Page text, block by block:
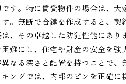
す。特に賃貸物件の場合は、
。無断で合鍵を作成すると、
、その卓越した防犯性能にあ
難にし、住宅や財産の安全を
異なる深さと配置を持つことで
ングでは、内部のピンを正確